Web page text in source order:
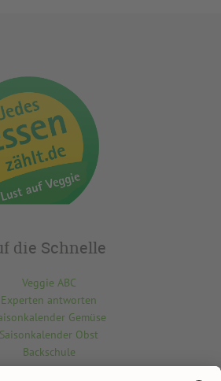
die Schnelle
Veggie ABC
Experten antworten
Gemüse
Saisonkalender Obst
Backschule